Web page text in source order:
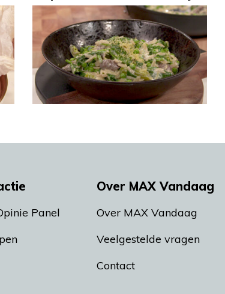
Panel
Over MAX Vandaag
Over MAX Vandaag
Veelgestelde vragen
Contact